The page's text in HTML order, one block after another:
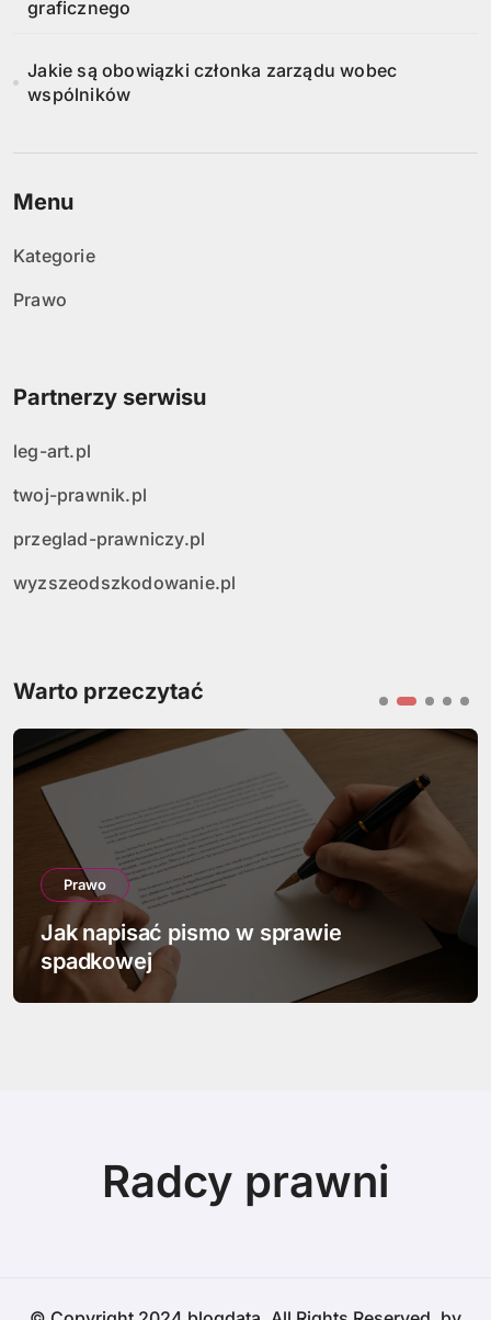
graficznego
Jakie są obowiązki członka zarządu wobec
wspólników
Menu
Kategorie
Prawo
Partnerzy serwisu
leg-art.pl
twoj-prawnik.pl
przeglad-prawniczy.pl
wyzszeodszkodowanie.pl
Warto przeczytać
Prawo
Jak działa przedawnienie roszczeń
Radcy prawni